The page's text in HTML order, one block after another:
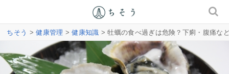
ちそう >健康管理 >健康知識 > 牡蠣の食べ過ぎは危険？下痢・腹痛な